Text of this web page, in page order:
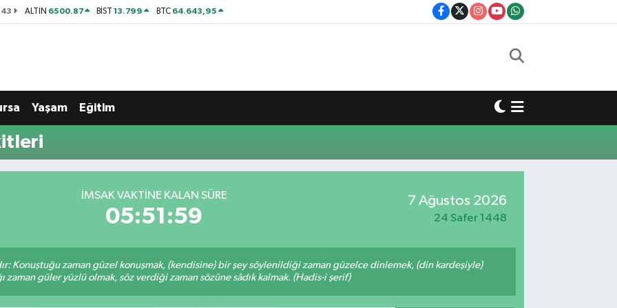
ALTIN 6500.87 BİST13.799 BTC 64.643,95
Yaşam Eğitim
İMSAK VAKTINE KALAN SÜRE
05:51:58
7 Ağustos 2026
24 Safer 1448
Konuştuğu zaman güzel konuşmak, (kendisine) bir şey söylenildiği zaman güzelce dinlemek, (din kardeşiyle)
zaman güler yüzlü olmak, söz verdiği zaman sözüne sâdık kalmak. (Hadis-i şerif)